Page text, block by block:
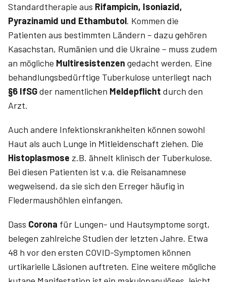
Standardtherapie aus Rifampicin, Isoniazid,
Pyrazinamid und Ethambutol. Kommen die
Patienten aus bestimmten Ländern – dazu gehören
Kasachstan, Rumänien und die Ukraine – muss zudem
an mögliche Multiresistenzen gedacht werden. Eine
behandlungsbedürftige Tuberkulose unterliegt nach
§6 IfSGder namentlichen Meldepflicht durch den
Arzt.
Auch andere Infektionskrankheiten können sowohl
Haut als auch Lunge in Mitleidenschaft ziehen. Die
Histoplasmose z.B. ähnelt klinisch der Tuberkulose.
Bei diesen Patienten ist v.a. die Reisanamnese
wegweisend, da sie sich den Erreger häufig in
Fledermaushöhlen einfangen.
Dass Corona für Lungen- und Hautsymptome sorgt,
belegen zahlreiche Studien der letzten Jahre. Etwa
48 h vor den ersten COVID-Symptomen können
urtikarielle Läsionen auftreten. Eine weitere mögliche